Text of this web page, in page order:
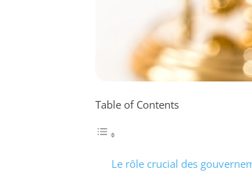
Table of Contents
Le rôle crucial des